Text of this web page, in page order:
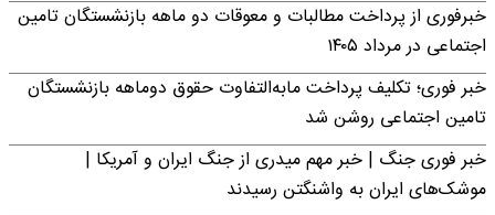
خبرفوری از پرداخت مطالبات و معوقات دو ماهه بازنشستگان تامین
اجتماعی در مرداد ۱۴۰۵
خبر فوری؛ تکلیف پرداخت مابه‌التفاوت حقوق دوماهه بازنشستگان
تامین اجتماعی روشن شد
خبر فوری جنگ | خبر مهم میدری از جنگ ایران و آمریکا |
موشک‌های ایران به واشنگتن رسیدند